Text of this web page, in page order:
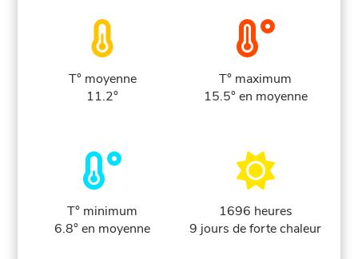
T° moyenne
11.2°
T° maximum
15.5° en moyenne
T° minimum
6.8° en moyenne
1696 heures
9 jours de forte chaleur